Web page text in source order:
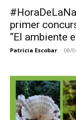
primer
“El ambiente
Patricia Escobar - 08/